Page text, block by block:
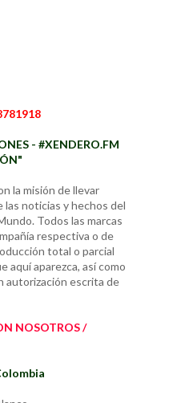
- #XENDERO.FM
la misión de llevar
las noticias y hechos del
Todos las marcas
respectiva o de
total o parcial
aquí aparezca, así como
autorización escrita de
NOSOTROS /